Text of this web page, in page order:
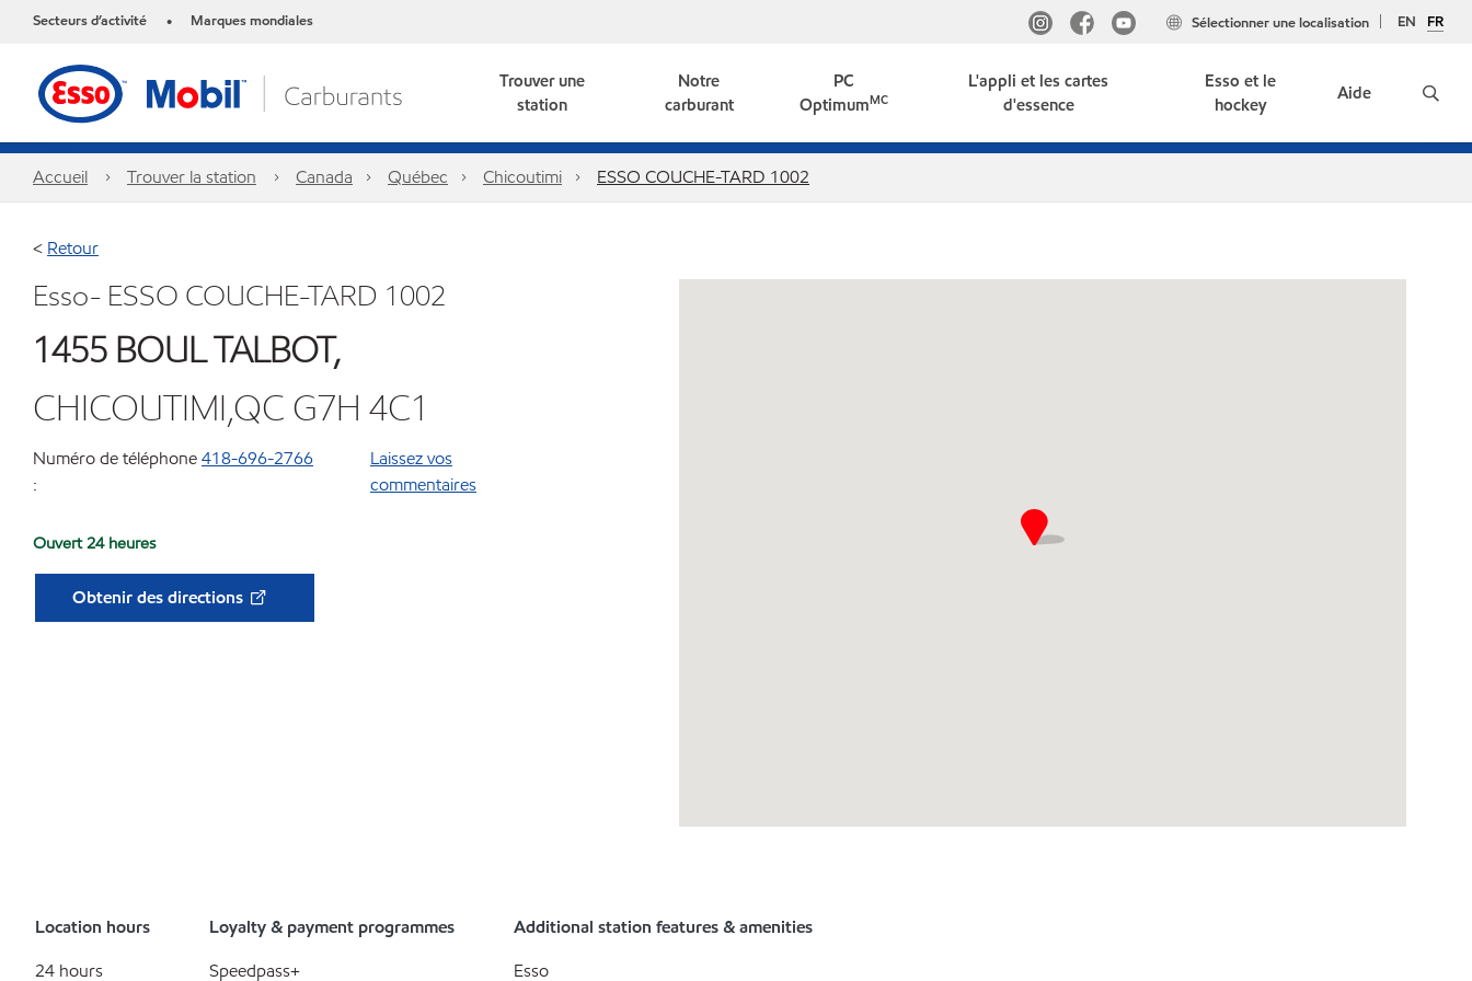
Secteurs d’activité • Marques mondiales EN FR
Sélectionner une localisation
Trouver une
station
Notre
carburant
PC
OptimumMC
L'appli et les cartes
d'essence
Esso et le
hockey
Aide
Accueil Trouver la station Canada Québec Chicoutimi ESSO COUCHE-TARD 1002
< Retour
Esso- ESSO COUCHE-TARD 1002
1455 BOUL TALBOT,
CHICOUTIMI,QC G7H 4C1
Numéro de téléphone
:
418-696-2766
Laissez vos
commentaires
Ouvert 24 heures
Obtenir des directions
Location hours
24 hours
Loyalty & payment programmes
Speedpass+
Additional station features & amenities
Esso